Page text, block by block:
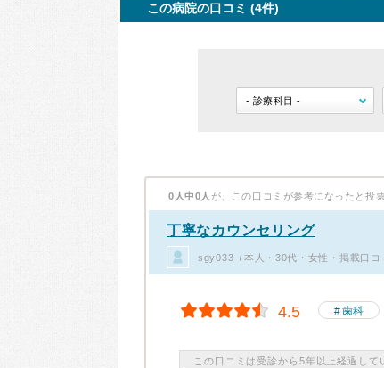
この病院の口コミ (4件)
0人中0人 が、この口コミが参考になったと投
丁寧なカウンセリング
sgy033（本人・30代・女性・掲載口コ
4.5 歯科
この口コミは受診から5年以上経過して